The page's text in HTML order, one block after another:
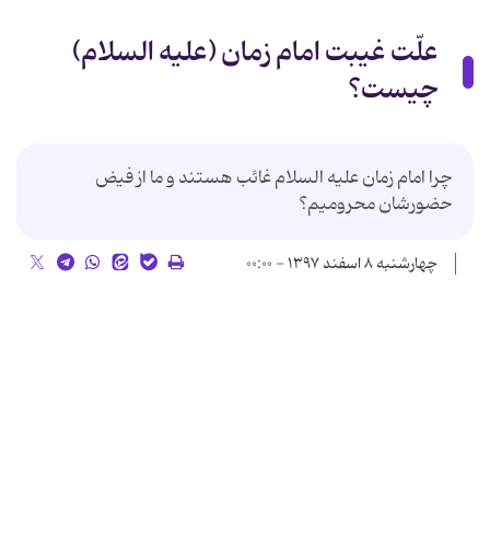
علّت غیبت امام زمان (علیه السلام)
چیست؟
چرا امام زمان علیه السلام غائب هستند و ما از فيض
حضورشان محروميم؟
چهارشنبه ۸ اسفند ۱۳۹۷ - ۰۰:۰۰